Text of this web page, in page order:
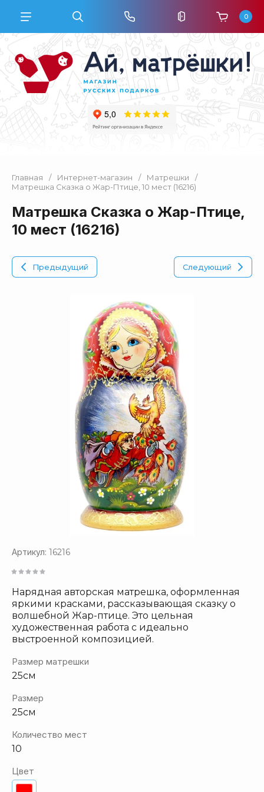
0
Главная / Интернет-магазин / Матрешки
/
Матрешка Сказка о Жар-Птице, 10 мест (16216)
Матрешка Сказка о Жар-Птице,
10 мест (16216)
Предыдущий Следующий
Артикул: 16216
Нарядная авторская матрешка, оформленная
яркими красками, рассказывающая сказку о
волшебной Жар-птице. Это цельная
художественная работа с идеально
выстроенной композицией.
Размер матрешки
25см
Размер
25см
Количество мест
10
Цвет